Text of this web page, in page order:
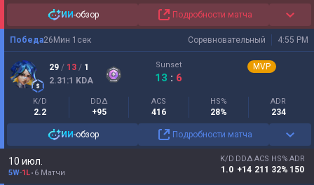
ИИ-обзор Подробности матча
Соревновательный 4:55 PM
Победа26Мин 1 сек
29 / 13 / 1
2.31 :1 KDA
Sunset
13 : 6
MVP
K/D
2.2
DDΔ
+95
ACS
416
HS%
28%
ADR
234
ИИ-обзор Подробности матча
10 июл.
5W-1L 6 Матчи
K/D
1.0
DDΔ
+14
ACS
211
HS%
32%
ADR
150